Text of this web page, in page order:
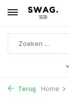
Terug Home